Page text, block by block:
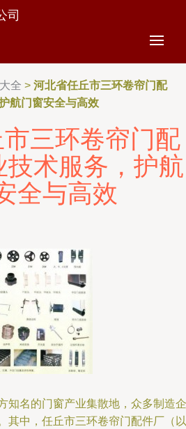
司
全 > 河北省任丘市三环卷帘门配
航门窗安全与高效
三环卷帘门配
术服务，护航
全与高效
名的门窗产业集散地，众多制造企
其中，任丘市三环卷帘门配件厂（以